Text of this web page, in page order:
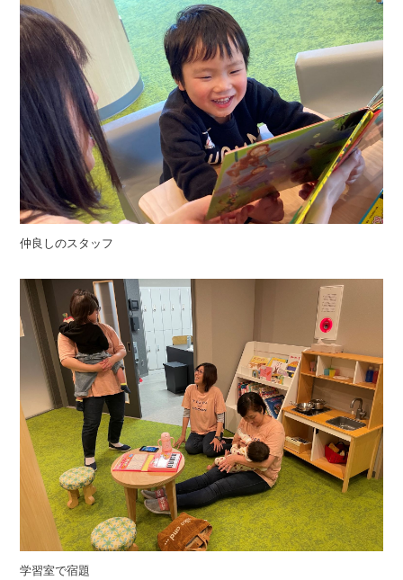
仲良しのスタッフ
学習室で宿題